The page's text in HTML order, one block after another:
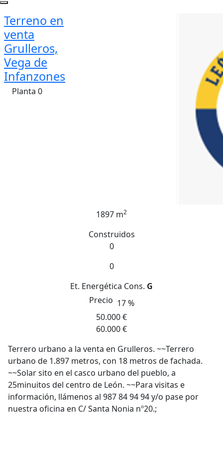
Terreno en
venta
Grulleros,
Vega de
Infanzones
Planta 0
1897 m2
Construidos
0
0
Et. Energética Cons. G
Precio 17 %
50.000 €
60.000 €
Terrero urbano a la venta en Grulleros. ~~Terrero
urbano de 1.897 metros, con 18 metros de fachada.
~~Solar sito en el casco urbano del pueblo, a
25minuitos del centro de León. ~~Para visitas e
información, llámenos al 987 84 94 94 y/o pase por
nuestra oficina en C/ Santa Nonia nº20.;